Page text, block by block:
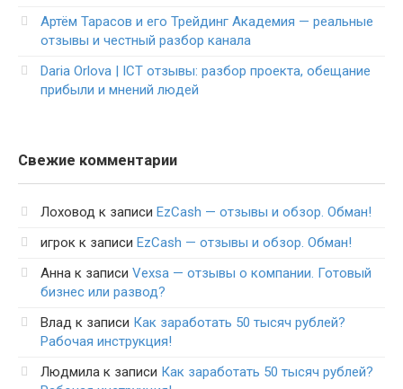
Артём Тарасов и его Трейдинг Академия — реальные
отзывы и честный разбор канала
Daria Orlova | ICT отзывы: разбор проекта, обещание
прибыли и мнений людей
Свежие комментарии
Лоховод к записи EzCash — отзывы и обзор. Обман!
игрок к записи EzCash — отзывы и обзор. Обман!
Анна к записи Vexsa — отзывы о компании. Готовый
бизнес или развод?
Влад к записи Как заработать 50 тысяч рублей?
Рабочая инструкция!
Людмила к записи Как заработать 50 тысяч рублей?